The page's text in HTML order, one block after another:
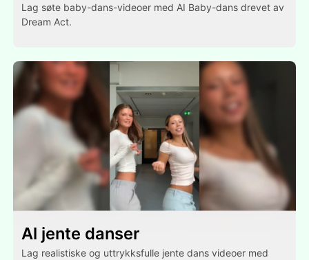
Lag søte baby-dans-videoer med AI Baby-dans drevet av
Dream Act.
Al jente danser
Lag realistiske og uttrykksfulle jente dans videoer med